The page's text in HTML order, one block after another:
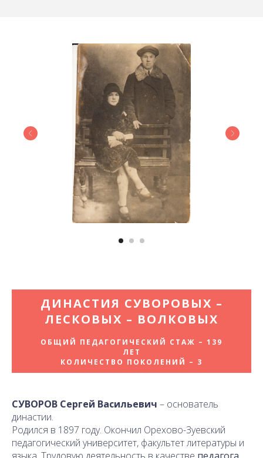
ДИНАСТИЯ СУВОРОВЫХ –
ЛЕСКОВЫХ – ВОЛКОВЫХ
ОБЩИЙ ПЕДАГОГИЧЕСКИЙ СТАЖ – 139
ЛЕТ
КОЛИЧЕСТВО ПОКОЛЕНИЙ – 3
СУВОРОВ Сергей Васильевич – основатель
династии.
Родился в 1897 году. Окончил Орехово-Зуевский
педагогический университет, факультет литературы и
языка. Трудовую деятельность в качестве педагога